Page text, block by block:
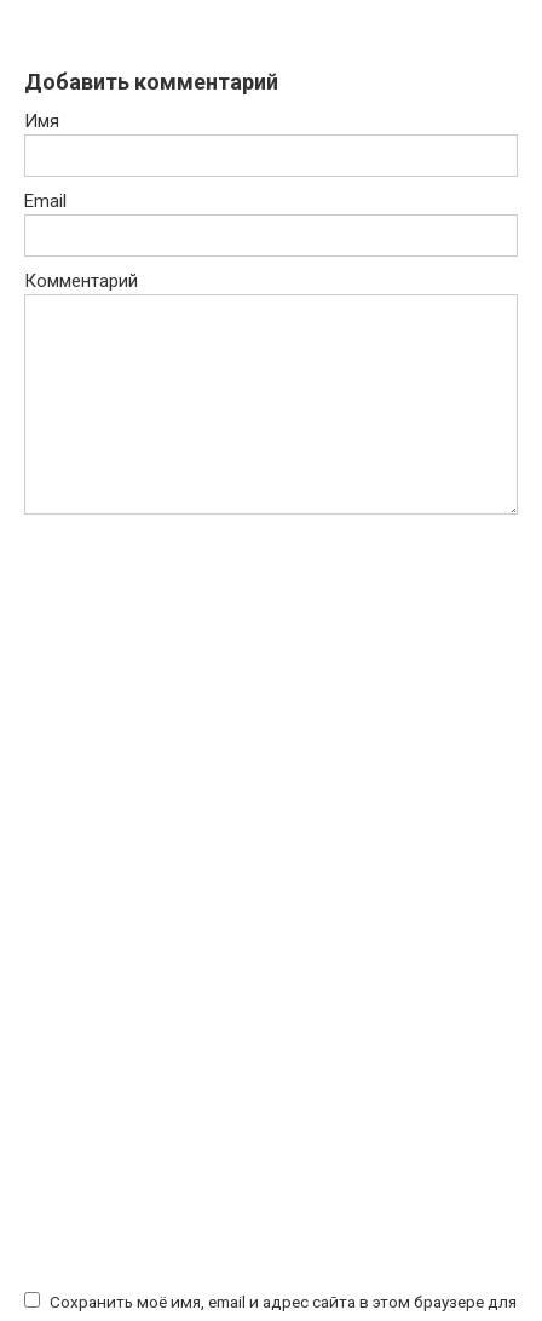
Добавить комментарий
Имя
Email
Комментарий
Сохранить моё имя, email и адрес сайта в этом браузере для